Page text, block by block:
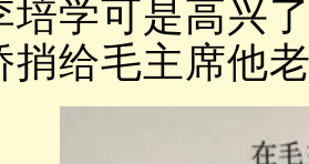
培学可是高兴
捎给毛主席